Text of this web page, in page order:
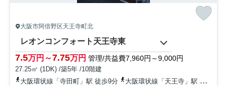
大阪市阿倍野区天王寺町北
レオンコンフォート天王寺東
7.5万円～7.75万円 管理/共益費7,960円～9,000円
27.25㎡ (1DK) /築5年 /10階建
大阪環状線「寺田町」駅 徒歩9分
大阪環状線「天王寺」駅 徒歩15分